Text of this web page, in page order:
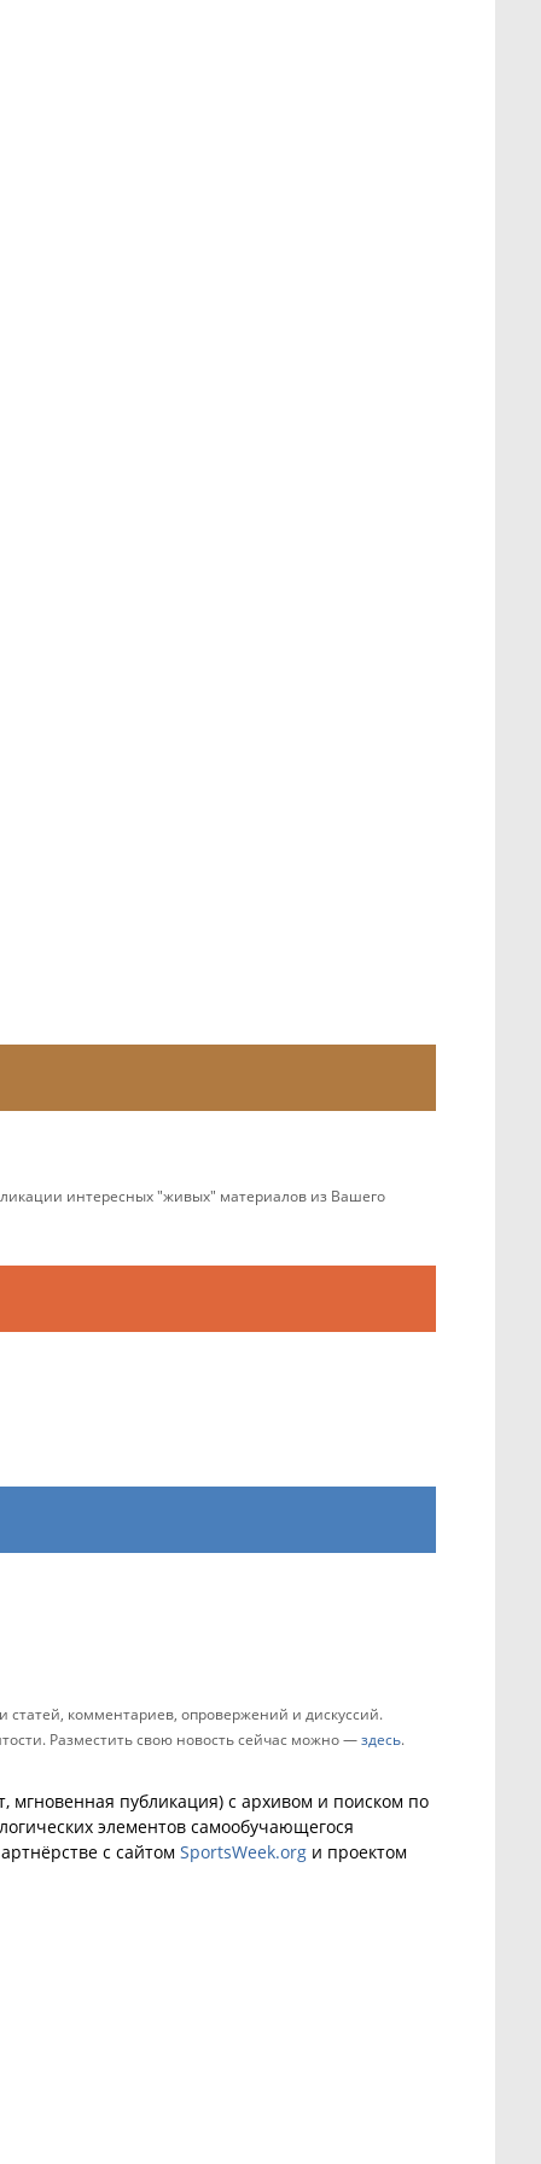
интересных "живых" материалов из Вашего
комментариев, опровержений и дискуссий.
Разместить свою новость сейчас можно —здесь.
публикация) с архивом и поиском по
элементов самообучающегося
с сайтом SportsWeek.org и проектом